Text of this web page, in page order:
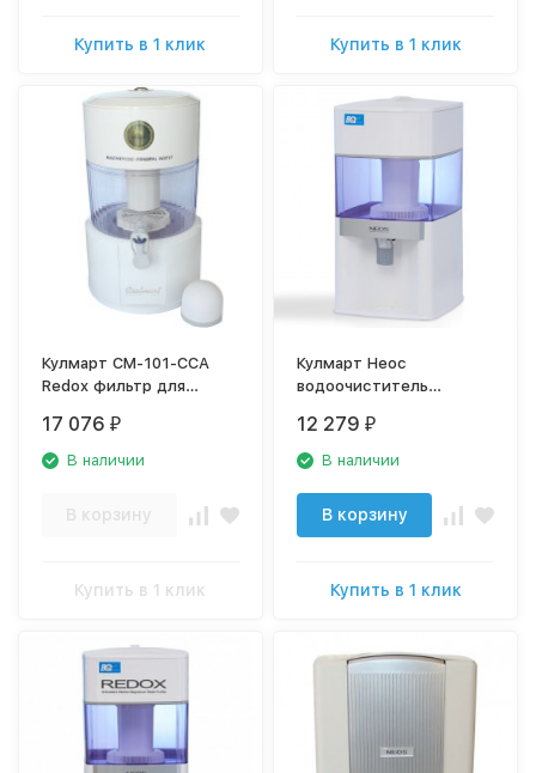
Купить в 1 клик Купить в 1 клик
Кулмарт СМ-101-CCA
Redox фильтр для
17 076 ₽
В наличии
В корзину
Купить в 1 клик
Кулмарт Неос
водоочиститель
воды)
12 279 ₽
В наличии
В корзину
Купить в 1 клик